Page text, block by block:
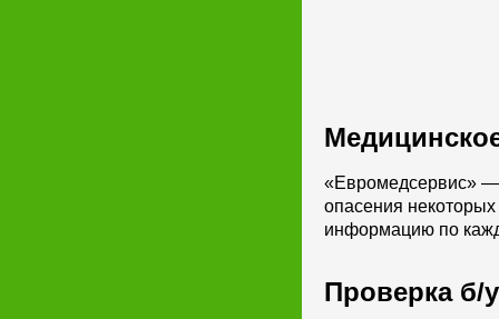
«Евромедсервис» —
опасения
информацию по
Проверка б/